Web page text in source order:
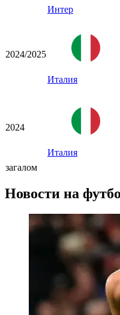
Интер
2024/2025
Италия
2024
Италия
загалом
Новости на